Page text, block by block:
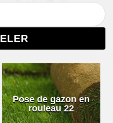
Pose de gazon en
rouleau 22